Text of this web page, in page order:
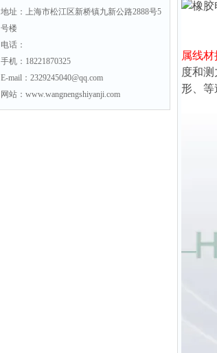
地址：上海市松江区新桥镇九新公路2888号5
号楼
电话：
手机：18221870325
E-mail：2329245040@qq.com
网站：www.wangnengshiyanji.com
属线
度和
形、